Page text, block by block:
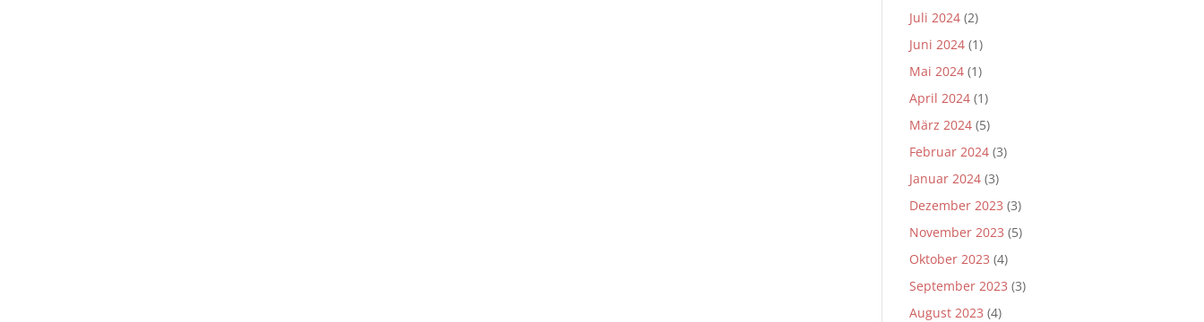
Juli 2024 (2)
Juni 2024 (1)
Mai 2024 (1)
April 2024 (1)
März 2024 (5)
Februar 2024 (3)
Januar 2024 (3)
Dezember 2023 (3)
November 2023 (5)
Oktober 2023 (4)
September 2023 (3)
August 2023 (4)